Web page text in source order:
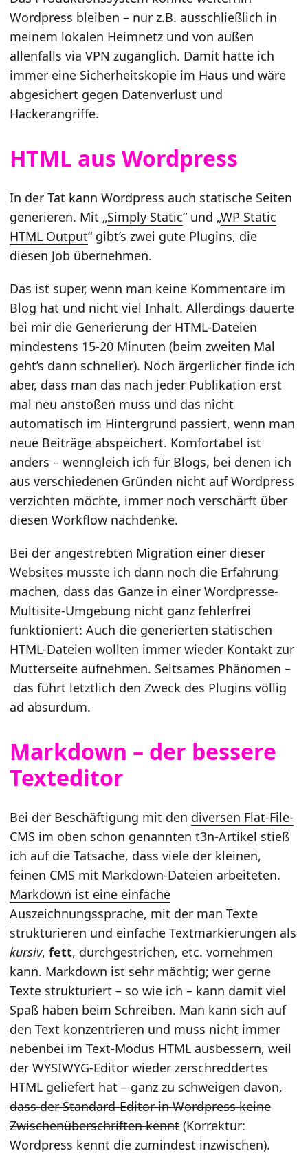
Wordpress bleiben – nur z.B. ausschließlich in
meinem lokalen Heimnetz und von außen
allenfalls via VPN zugänglich. Damit hätte ich
immer eine Sicherheitskopie im Haus und wäre
abgesichert gegen Datenverlust und
Hackerangriffe.
HTML aus Wordpress
In der Tat kann Wordpress auch statische Seiten
generieren. Mit „Simply Static“ und „WP Static
HTML Output“ gibt’s zwei gute Plugins, die
diesen Job übernehmen.
Das ist super, wenn man keine Kommentare im
Blog hat und nicht viel Inhalt. Allerdings dauerte
bei mir die Generierung der HTML-Dateien
mindestens 15-20 Minuten (beim zweiten Mal
geht’s dann schneller). Noch ärgerlicher finde ich
aber, dass man das nach jeder Publikation erst
mal neu anstoßen muss und das nicht
automatisch im Hintergrund passiert, wenn man
neue Beiträge abspeichert. Komfortabel ist
anders – wenngleich ich für Blogs, bei denen ich
aus verschiedenen Gründen nicht auf Wordpress
verzichten möchte, immer noch verschärft über
diesen Workflow nachdenke.
Bei der angestrebten Migration einer dieser
Websites musste ich dann noch die Erfahrung
machen, dass das Ganze in einer Wordpresse-
Multisite-Umgebung nicht ganz fehlerfrei
funktioniert: Auch die generierten statischen
HTML-Dateien wollten immer wieder Kontakt zur
Mutterseite aufnehmen. Seltsames Phänomen –
das führt letztlich den Zweck des Plugins völlig
ad absurdum.
Markdown – der bessere
Texteditor
Bei der Beschäftigung mit den diversen Flat-File-
CMS im oben schon genannten t3n-Artikel stieß
ich auf die Tatsache, dass viele der kleinen,
feinen CMS mit Markdown-Dateien arbeiteten.
Markdown ist eine einfache
Auszeichnungssprache, mit der man Texte
strukturieren und einfache Textmarkierungen als
kursiv, fett, durchgestrichen, etc. vornehmen
kann. Markdown ist sehr mächtig; wer gerne
Texte strukturiert – so wie ich – kann damit viel
Spaß haben beim Schreiben. Man kann sich auf
den Text konzentrieren und muss nicht immer
nebenbei im Text-Modus HTML ausbessern, weil
der WYSIWYG-Editor wieder zerschreddertes
HTML geliefert hat – ganz zu schweigen davon,
dass der Standard-Editor in Wordpress keine
Zwischenüberschriften kennt (Korrektur:
Wordpress kennt die zumindest inzwischen).